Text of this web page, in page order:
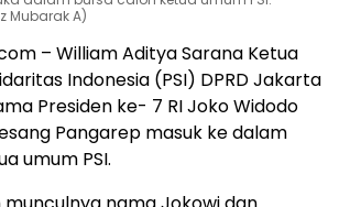
Mubarak A)
– William Aditya Sarana Ketua
Indonesia (PSI) DPRD Jakarta
Presiden ke- 7 RI Joko Widodo
Pangarep masuk ke dalam
umum PSI.